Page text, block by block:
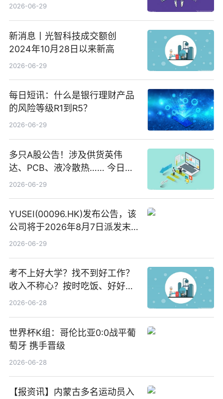
2026-06-29
新消息丨光智科技成交额创
2024年10月28日以来新高
2026-06-29
每日短讯：什么是银行理财产品
的风险等级R1到R5？
2026-06-29
多只A股公告！涉及供货英伟
达、PCB、液冷散热…… 今日快
讯
2026-06-29
YUSEI(00096.HK)发布公告，该
公司将于2026年8月7日派发末
期股息每股人民币0.013元 每日
2026-06-29
考不上好大学？找不到好工作？
收入不称心？按时吃饭、好好睡
觉
2026-06-28
世界杯K组：哥伦比亚0:0战平葡
萄牙 携手晋级
2026-06-28
【报资讯】内蒙古多名运动员入